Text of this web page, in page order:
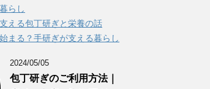
らし
える包丁研ぎと栄養の話
まる？手研ぎが支える暮らし
2024/05/05
包丁研ぎのご利用方法｜